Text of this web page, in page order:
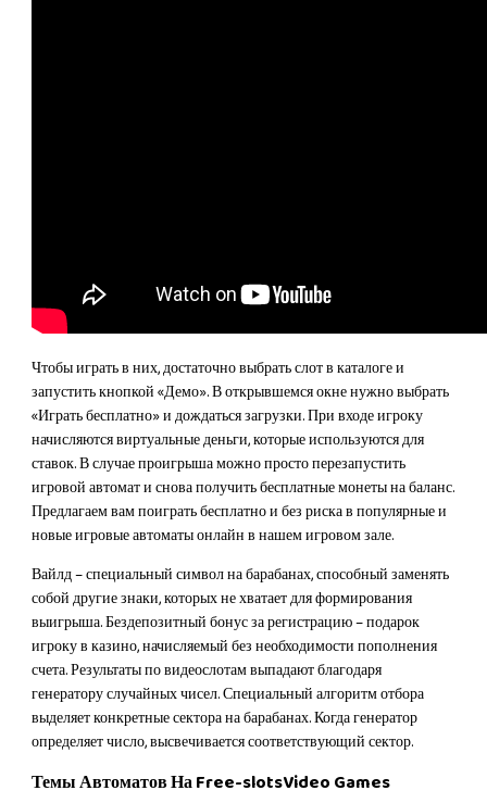
Чтобы играть в них, достаточно выбрать слот в каталоге и
запустить кнопкой «Демо». В открывшемся окне нужно выбрать
«Играть бесплатно» и дождаться загрузки. При входе игроку
начисляются виртуальные деньги, которые используются для
ставок. В случае проигрыша можно просто перезапустить
игровой автомат и снова получить бесплатные монеты на баланс.
Предлагаем вам поиграть бесплатно и без риска в популярные и
новые игровые автоматы онлайн в нашем игровом зале.
Вайлд – специальный символ на барабанах, способный заменять
собой другие знаки, которых не хватает для формирования
выигрыша. Бездепозитный бонус за регистрацию – подарок
игроку в казино, начисляемый без необходимости пополнения
счета. Результаты по видеослотам выпадают благодаря
генератору случайных чисел. Специальный алгоритм отбора
выделяет конкретные сектора на барабанах. Когда генератор
определяет число, высвечивается соответствующий сектор.
Темы Автоматов На Free-slotsVideo Games